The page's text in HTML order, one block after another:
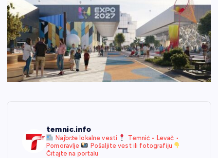
temnic.info
Najbrže lokalne vesti
Temnić • Levač •
Pomoravlje
Pošaljite vest ili fotografiju
Čitajte na portalu